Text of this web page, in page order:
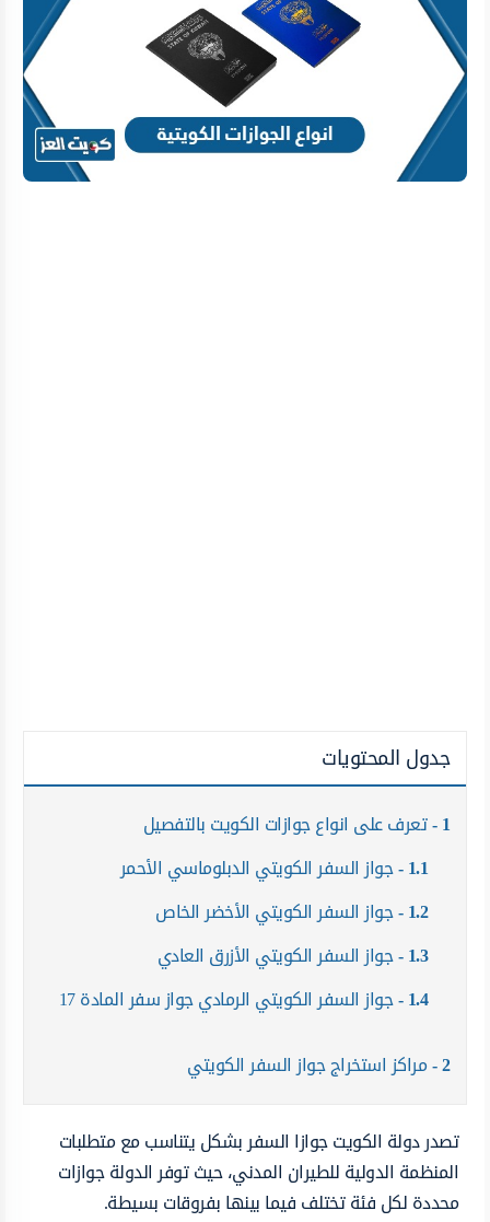
جدول المحتويات
1 تعرف على انواع جوازات الكويت بالتفصيل
1.1 جواز السفر الكويتي الدبلوماسي الأحمر
1.2 جواز السفر الكويتي الأخضر الخاص
1.3 جواز السفر الكويتي الأزرق العادي
1.4 جواز السفر الكويتي الرمادي جواز سفر المادة 17
2 مراكز استخراج جواز السفر الكويتي
تصدر دولة الكويت جوازا السفر بشكل يتناسب مع متطلبات
المنظمة الدولية للطيران المدني، حيث توفر الدولة جوازات
محددة لكل فئة تختلف فيما بينها بفروقات بسيطة.